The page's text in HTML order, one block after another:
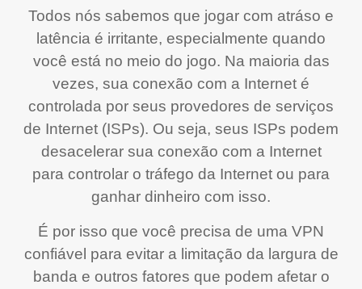
Todos nós sabemos que jogar com atráso e
latência é irritante, especialmente quando
você está no meio do jogo. Na maioria das
vezes, sua conexão com a Internet é
controlada por seus provedores de serviços
de Internet (ISPs). Ou seja, seus ISPs podem
desacelerar sua conexão com a Internet
para controlar o tráfego da Internet ou para
ganhar dinheiro com isso.
É por isso que você precisa de uma VPN
confiável para evitar a limitação da largura de
banda e outros fatores que podem afetar o